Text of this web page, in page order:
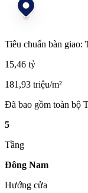
Tiêu chuẩn bàn giao:
15,46 tỷ
181,93 triệu/m²
Đã bao gồm toàn bộ
5
Tầng
Đông Nam
Hướng cửa